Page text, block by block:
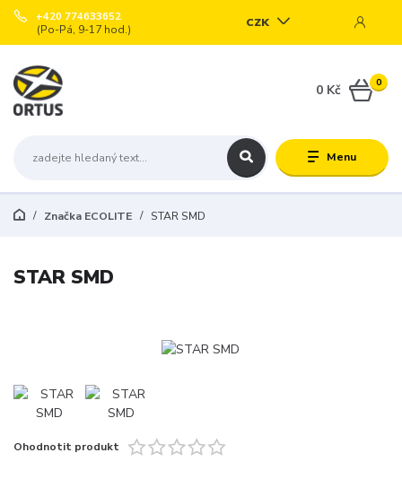
Menu
CZK
+420 774633652
(Po-Pá, 9-17 hod.)
0
0 Kč
Značka ECOLITE STAR SMD
STAR SMD
Ohodnotit produkt